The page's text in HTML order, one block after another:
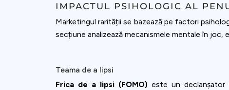
IMPACTUL PSIHOLOGIC AL
Marketingul rarității se bazează pe factori
secțiune analizează mecanismele mentale în joc,
Teama de a lipsi
Frica de a lipsi (FOMO) este un declanșator